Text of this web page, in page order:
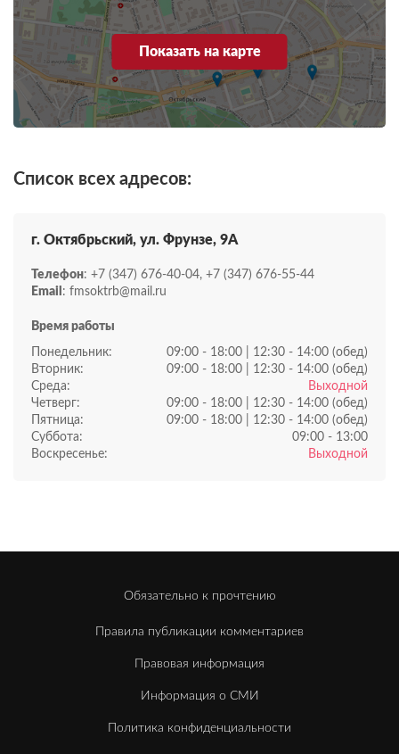
Показать на карте
Список всех адресов:
г. Октябрьский, ул. Фрунзе, 9А
Телефон: +7 (347) 676-40-04, +7 (347) 676-55-44
Email : fmsoktrb@mail.ru
Время работы
Понедельник:
09:00 - 18:00 | 12:30 - 14:00 (обед)
Вторник:
09:00 - 18:00 | 12:30 - 14:00 (обед)
Среда:
Выходной
Четверг:
09:00 - 18:00 | 12:30 - 14:00 (обед)
Пятница:
09:00 - 18:00 | 12:30 - 14:00 (обед)
Суббота:
09:00 - 13:00
Воскресенье:
Выходной
Обязательно к прочтению
Правила публикации комментариев
Правовая информация
Информация о СМИ
Политика конфиденциальности